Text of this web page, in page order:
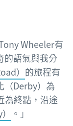
Wheeler有
的語氣與我分
） 的旅程有
（Derby）為
為終點，沿途
。」